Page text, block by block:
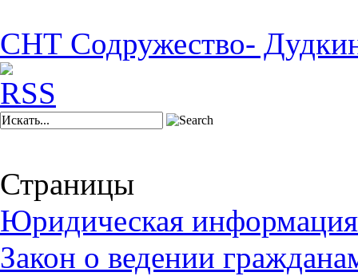
СНТ Содружество-
Страницы
Юридическая информация
Закон о ведении